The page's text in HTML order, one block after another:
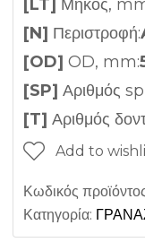
[LT] Μήκος,
[N] Περιστροφή:
[OD] OD, mm:
[SP] Αριθμός
[T] Αριθμός
Add to
Κωδικός
Κατηγορία: